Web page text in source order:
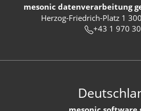
mesonic datenverarbeitung
Herzog-Friedrich-Platz 1
+43 1 970